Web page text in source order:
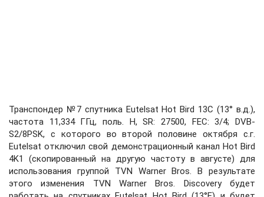
Транспондер №7 спутника Eutelsat Hot Bird 13C (13° в.д.),
частота 11,334 ГГц, поль. H, SR: 27500, FEC: 3/4; DVB-
S2/8PSK, с которого во второй половине октября с.г.
Eutelsat отключил свой демонстрационный канал Hot Bird
4K1 (скопированный на другую частоту в августе) для
использования группой TVN Warner Bros. В результате
этого изменения TVN Warner Bros. Discovery будет